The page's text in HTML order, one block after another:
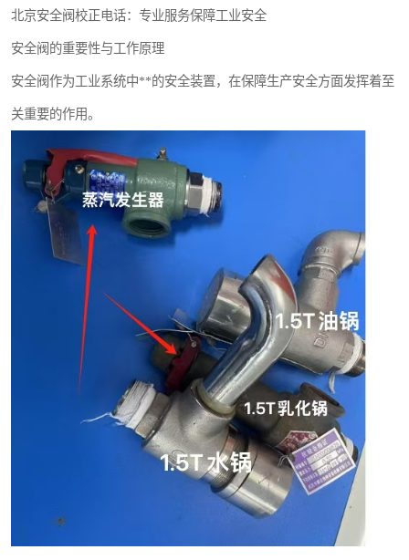
北京安全阀校正电话：专业服务保障工业安全
安全阀的重要性与工作原理
安全阀作为工业系统中**的安全装置，在保障生产安全方面发挥着至
关重要的作用。
压力表校准